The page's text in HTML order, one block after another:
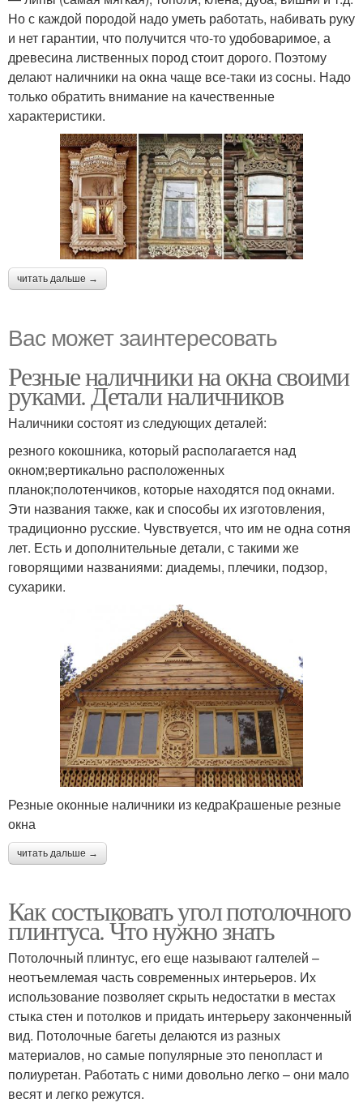
Но с каждой породой надо уметь работать, набивать руку
и нет гарантии, что получится что-то удобоваримое, а
древесина лиственных пород стоит дорого. Поэтому
делают наличники на окна чаще все-таки из сосны. Надо
только обратить внимание на качественные
характеристики.
читать дальше →
Вас может заинтересовать
Резные наличники на окна своими
руками. Детали наличников
Наличники состоят из следующих деталей:
резного кокошника, который располагается над
окном;вертикально расположенных
планок;полотенчиков, которые находятся под окнами.
Эти названия также, как и способы их изготовления,
традиционно русские. Чувствуется, что им не одна сотня
лет. Есть и дополнительные детали, с такими же
говорящими названиями: диадемы, плечики, подзор,
сухарики.
Резные оконные наличники из кедраКрашеные резные
окна
читать дальше →
Как состыковать угол потолочного
плинтуса. Что нужно знать
Потолочный плинтус, его еще называют галтелей –
неотъемлемая часть современных интерьеров. Их
использование позволяет скрыть недостатки в местах
стыка стен и потолков и придать интерьеру законченный
вид. Потолочные багеты делаются из разных
материалов, но самые популярные это пенопласт и
полиуретан. Работать с ними довольно легко – они мало
весят и легко режутся.